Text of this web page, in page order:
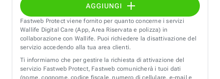
AGGIUNGI
Fastweb Protect viene fornito per quanto concerne i servizi
Wallife Digital Care (App, Area Riservata e polizza) in
collaborazione con Wallife. Puoi richiedere la disattivazione del
servizio accedendo alla tua area clienti.
Ti informiamo che per gestire la richiesta di attivazione del
servizio Fastweb Protect, Fastweb comunicherà i tuoi dati
(nome, cognome, codice fiscale, numero di cellulare, e-mail e